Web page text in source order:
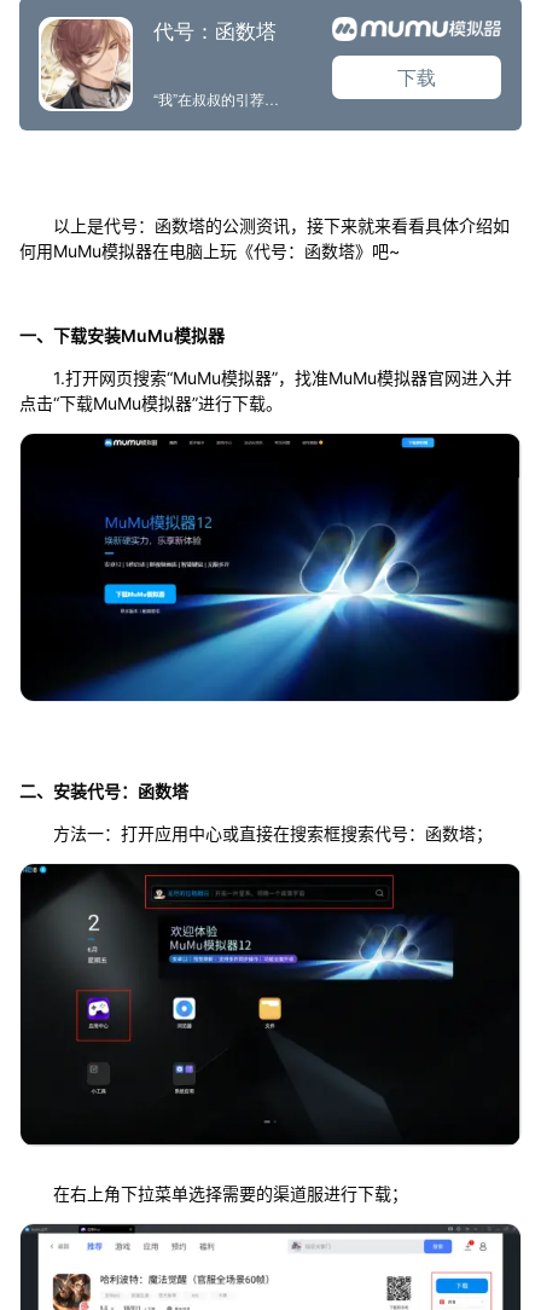
以上是代号：函数塔的公测资讯，接下来就来看看具体介绍如
何用MuMu模拟器在电脑上玩《代号：函数塔》吧~
一、下载安装MuMu模拟器
1.打开网页搜索“MuMu模拟器”，找准MuMu模拟器官网进入并
点击“下载MuMu模拟器”进行下载。
二、安装代号：函数塔
方法一：打开应用中心或直接在搜索框搜索代号：函数塔；
在右上角下拉菜单选择需要的渠道服进行下载；